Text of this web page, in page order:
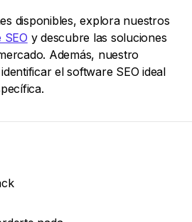
disponibles, explora nuestros
y descubre las soluciones
Además, nuestro
el software SEO ideal